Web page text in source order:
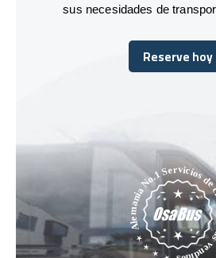
sus necesidades de
Reserve hoy
Reserve hoy